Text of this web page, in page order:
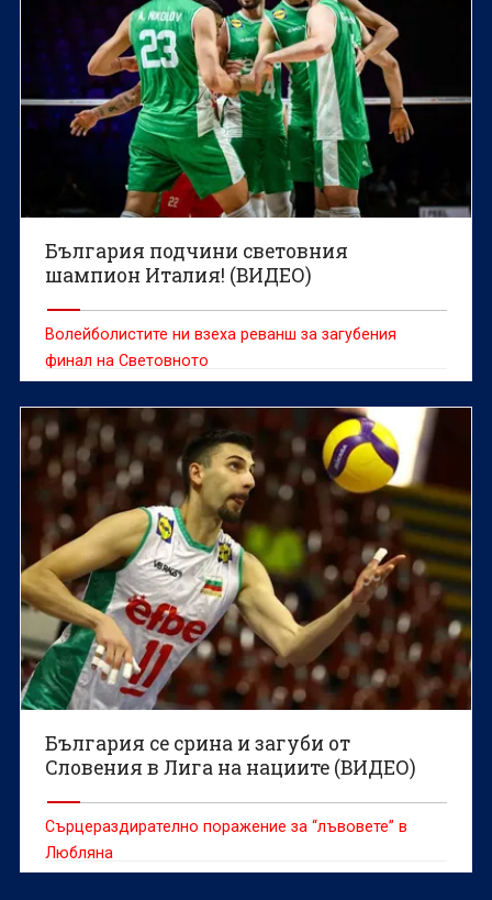
България подчини световния
шампион Италия! (ВИДЕО)
Волейболистите ни взеха реванш за загубения
финал на Световното
България се срина и загуби от
Словения в Лига на нациите (ВИДЕО)
Сърцераздирателно поражение за “лъвовете” в
Любляна